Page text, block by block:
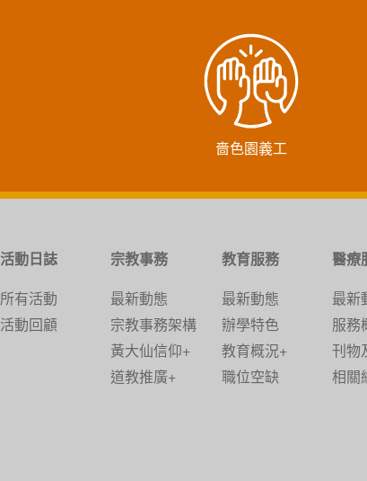
嗇色園義工
活動日誌
所有活動
活動回顧
宗教事務
最新動態
宗教事務架構
黃大仙信仰+
道教推廣+
教育服務
最新動態
辦學特色
教育概況+
職位空缺
醫療
最新
服務
刊物
相關